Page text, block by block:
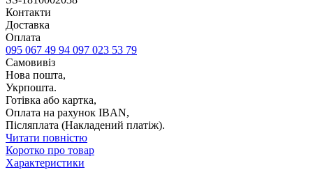
Контакти
Доставка
Оплата
095 067 49 94 097 023 53 79
Самовивіз
Нова пошта,
Укрпошта.
Готівка або картка,
Оплата на рахунок IBAN,
Післяплата (Накладений платіж).
Читати повністю
Коротко про товар
Характеристики